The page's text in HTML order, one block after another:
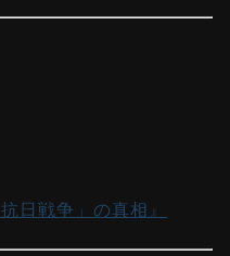
日戦争」の真相』